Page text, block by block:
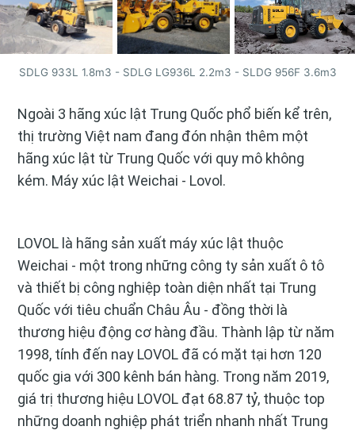
SDLG 933L 1.8m3 - SDLG LG936L 2.2m3 - SLDG 956F 3.6m3
Ngoài 3 hãng xúc lật Trung Quốc phổ biến kể trên,
thị trường Việt nam đang đón nhận thêm một
hãng xúc lật từ Trung Quốc với quy mô không
kém. Máy xúc lật Weichai - Lovol.
LOVOL là hãng sản xuất máy xúc lật thuộc
Weichai - một trong những công ty sản xuất ô tô
và thiết bị công nghiệp toàn diện nhất tại Trung
Quốc với tiêu chuẩn Châu Âu - đồng thời là
thương hiệu động cơ hàng đầu. Thành lập từ năm
1998, tính đến nay LOVOL đã có mặt tại hơn 120
quốc gia với 300 kênh bán hàng. Trong năm 2019,
giá trị thương hiệu LOVOL đạt 68.87 tỷ, thuộc top
những doanh nghiệp phát triển nhanh nhất Trung